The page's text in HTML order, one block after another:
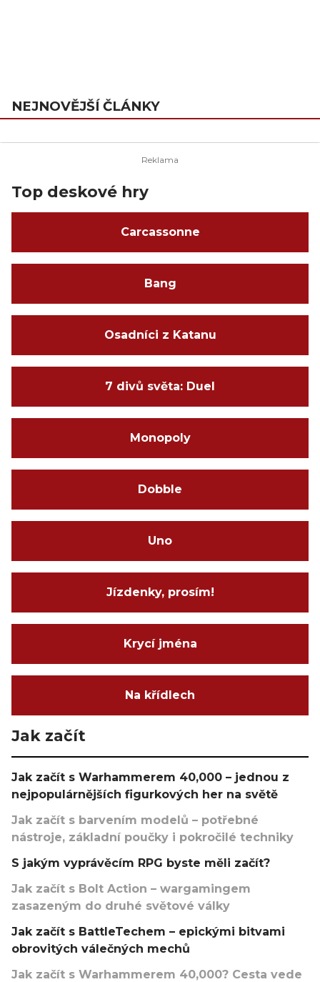
NEJNOVĚJŠÍ ČLÁNKY
Top deskové hry
Carcassonne
Bang
Osadníci z Katanu
7 divů světa: Duel
Monopoly
Dobble
Uno
Jízdenky, prosím!
Krycí jména
Na křídlech
Jak začít
Jak začít s Warhammerem 40,000 – jednou z
nejpopulárnějších figurkových her na světě
Jak začít s barvením modelů – potřebné
nástroje, základní poučky i pokročilé techniky
S jakým vyprávěcím RPG byste měli začít?
Jak začít s Bolt Action – wargamingem
zasazeným do druhé světové války
Jak začít s BattleTechem – epickými bitvami
obrovitých válečných mechů
Jak začít s Warhammerem 40,000? Cesta vede